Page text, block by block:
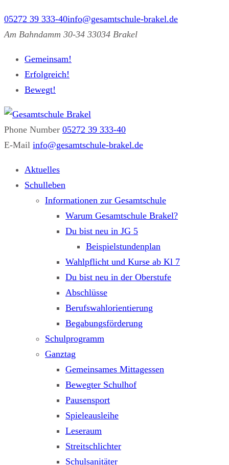
05272 39 333-40info@gesamtschule-brakel.de
Am Bahndamm 30-34 33034 Brakel
Gemeinsam!
Erfolgreich!
Bewegt!
Phone Number 05272 39 333-40
E-Mail info@gesamtschule-brakel.de
Aktuelles
Schulleben
Informationen zur Gesamtschule
Warum Gesamtschule Brakel?
Du bist neu in JG 5
Beispielstundenplan
Wahlpflicht und Kurse ab Kl 7
Du bist neu in der Oberstufe
Abschlüsse
Berufswahlorientierung
Begabungsförderung
Schulprogramm
Ganztag
Gemeinsames Mittagessen
Bewegter Schulhof
Pausensport
Spieleausleihe
Leseraum
Streitschlichter
Schulsanitäter